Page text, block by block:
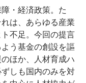
・経済政策。た
は、あらゆる産業
不足。今回の提言
う基金の創設を謳
ほか、人材育成ハ
しも国内のみを対